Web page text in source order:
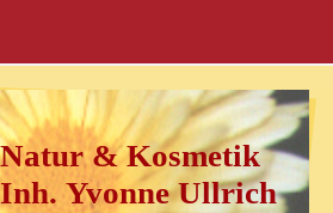
Natur & Kosmetik
Inh. Yvonne Ullrich